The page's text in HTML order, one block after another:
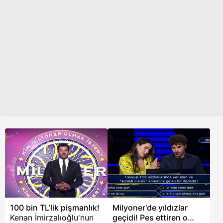
100 bin TL’lik pişmanlık!
Kenan İmirzalıoğlu'nun
Milyoner'de yıldızlar
geçidi! Pes ettiren o